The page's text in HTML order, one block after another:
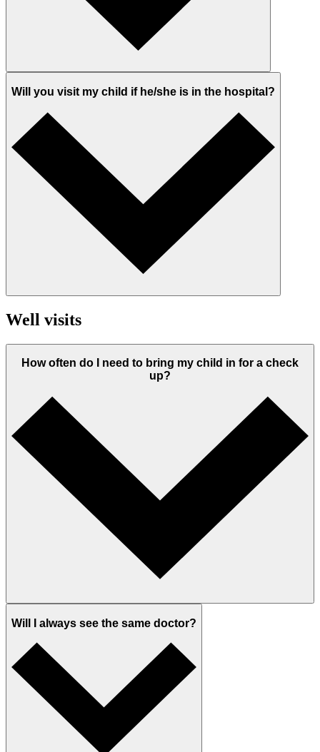
Will you visit my child if he/she is in the hospital?
Well visits
How often do I need to bring my child in for a check
up?
Will I always see the same doctor?